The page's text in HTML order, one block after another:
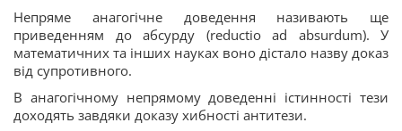
Непряме анагогічне доведення називають ще
приведенням до абсурду (reductio ad absurdum). У
математичних та інших науках воно дістало назву доказ
від супротивного.
В анагогічному непрямому доведенні істинності тези
доходять завдяки доказу хибності антитези.